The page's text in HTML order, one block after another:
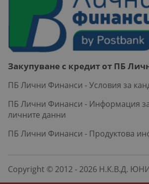
Закупуване с кредит от ПБ
ПБ Лични Финанси - Условия за
ПБ Лични Финанси - Информация
личните данни
ПБ Лични Финанси - Продуктова
Copyright © 2012 - 2026 Н.К.В.Д.